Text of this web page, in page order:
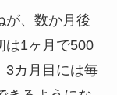
が、数か月後
は1ヶ月で500
3カ月目には毎